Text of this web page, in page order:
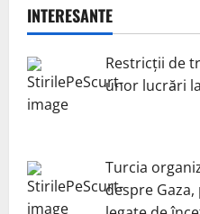
INTERESANTE
Restricții de
unor lucrări
Turcia
despre